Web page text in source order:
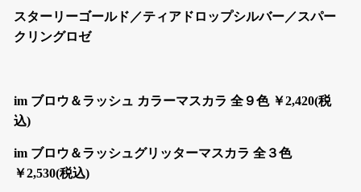
スターリーゴールド／ティアドロップシルバー／スパー
クリングロゼ
im ブロウ＆ラッシュ カラーマスカラ 全９色 ￥2,420(税
込)
im ブロウ＆ラッシュグリッターマスカラ 全３色
￥2,530(税込)